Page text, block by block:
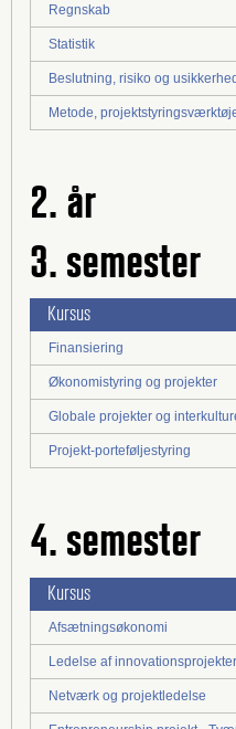
Regnskab
Statistik
Beslutning, risiko og
Metode,
2. år
3. semester
Kursus
Finansiering
Økonomistyring og projekter
Globale projekter og
Projekt-porteføljestyring
4. semester
Kursus
Afsætningsøkonomi
Ledelse af innovationsprojekter
Netværk og projektledelse